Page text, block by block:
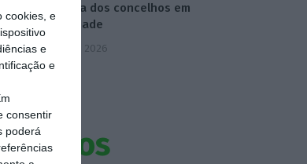
cookies, e
e
e
consentir
poderá
despesa dos concelhos em
calamidade
7 Agosto 2026